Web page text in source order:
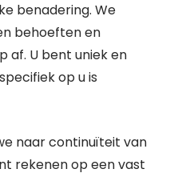
benadering. We
behoeften en
af. U bent uniek en
op u is
naar continuïteit van
rekenen op een vast